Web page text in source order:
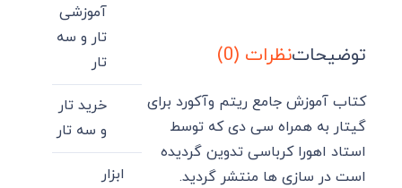
توضیحاتنظرات (0)
کتاب آموزش جامع ریتم وآکورد برای
گیتار به همراه سی دی که توسط
استاد اهورا کرباسی تدوین گردیده
است در سازی ها منتشر گردید.
آموزشی
تار و سه
تار
خرید تار
و سه تار
ابزار